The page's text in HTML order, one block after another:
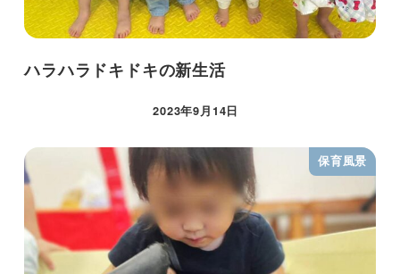
ハラハラドキドキの新生活
2023年9月14日
保育風景